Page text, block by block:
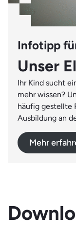
Infotipp
Unser
Ihr Kind sucht
mehr wissen?
häufig gestellte
Ausbildung an
Mehr